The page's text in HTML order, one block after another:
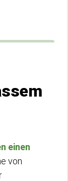
einen
von